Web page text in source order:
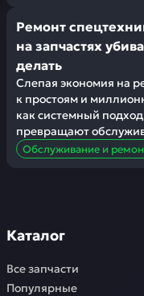
Ремонт
на запчастях
делать
Слепая экономия на
к простоям и
как системный
превращают
Обслуживание и
Каталог
Все запчасти
Популярные